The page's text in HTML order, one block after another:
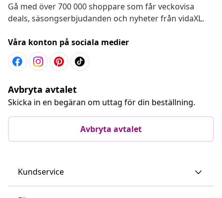
Gå med över 700 000 shoppare som får veckovisa
deals, säsongserbjudanden och nyheter från vidaXL.
Våra konton på sociala medier
Avbryta avtalet
Skicka in en begäran om uttag för din beställning.
Avbryta avtalet
Kundservice